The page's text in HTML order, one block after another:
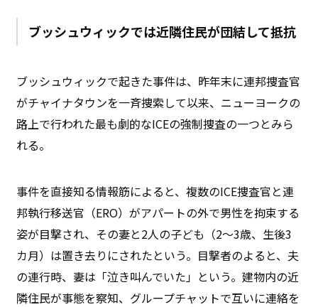
ブッシュウィックでは近隣住民が団結して抵抗
ブッシュウィックで起きた事件は、昨年末に連邦捜査官
がチャイナタウンを一斉捜索して以来、ニューヨークの
路上で行われた最も劇的なICEの強制捜査の一つとみら
れる。
事件を直接知る情報筋によると、複数のICE捜査官と連
邦執行移送官（ERO）がアパートの外で男性を拘束する
姿が目撃され、その妻と2人の子ども（2～3歳、生後3
カ月）は置き去りにされたという。目撃者のよると、夫
の連行時、妻は「泣き叫んでいた」という。建物内の近
隣住民が事態を察知、グループチャットで互いに連絡を